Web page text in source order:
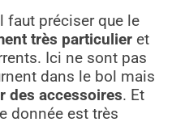
faut préciser que le
très particulieret
Ici ne sont pas
dans le bol mais
des accessoires. Et
donnée est très